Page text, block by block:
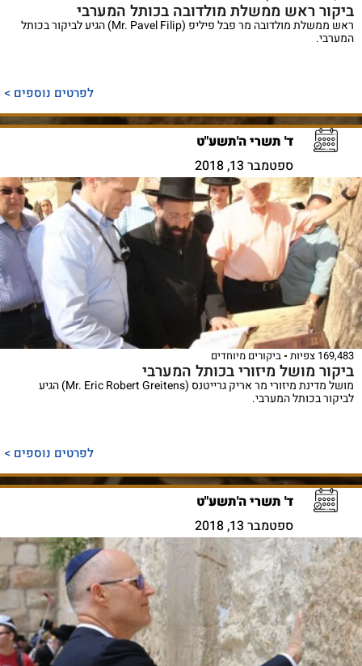
ביקור ראש ממשלת מולדובה בכותל המערבי
ראש ממשלת מולדובה מר פבל פיליפ (Mr. Pavel Filip) הגיע לביקור בכותל
המערבי.
לפרטים נוספים >
ד' תשרי ה'תשע"ט
ספטמבר 13, 2018
169,483 צפיות ביקורים מיוחדים
ביקור מושל מיזורי בכותל המערבי
מושל מדינת מיזורי מר אריק גרייטנס (Mr. Eric Robert Greitens) הגיע
לביקור בכותל המערבי.
לפרטים נוספים >
ד' תשרי ה'תשע"ט
ספטמבר 13, 2018